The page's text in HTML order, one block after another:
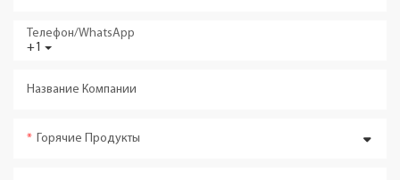
+1
Телефон/WhatsApp
Название Компании
Горячие Продукты